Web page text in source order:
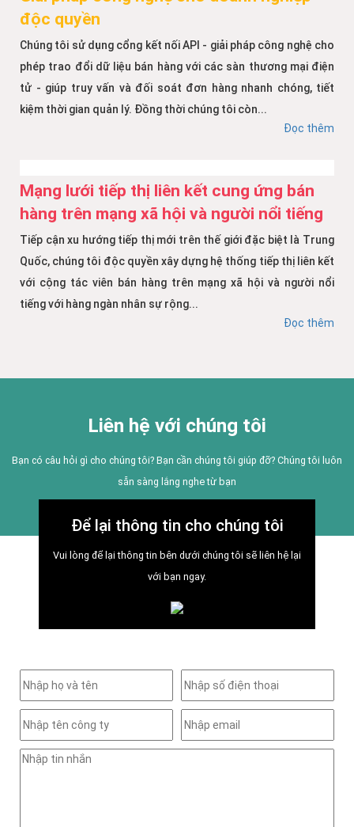
độc quyền
Chúng tôi sử dụng cổng kết nối API - giải pháp công nghệ cho
phép trao đổi dữ liệu bán hàng với các sàn thương mại điện
tử - giúp truy vấn và đối soát đơn hàng nhanh chóng, tiết
kiệm thời gian quản lý. Đồng thời chúng tôi còn...
Đọc thêm
Mạng lưới tiếp thị liên kết cung ứng bán
hàng trên mạng xã hội và người nổi tiếng
Tiếp cận xu hướng tiếp thị mới trên thế giới đặc biệt là Trung
Quốc, chúng tôi độc quyền xây dựng hệ thống tiếp thị liên kết
với cộng tác viên bán hàng trên mạng xã hội và người nổi
tiếng với hàng ngàn nhân sự rộng...
Đọc thêm
Liên hệ với chúng tôi
Bạn có câu hỏi gì cho chúng tôi? Bạn cần chúng tôi giúp đỡ? Chúng tôi luôn
sẵn sàng lắng nghe từ bạn
Để lại thông tin cho chúng tôi
Vui lòng để lại thông tin bên dưới chúng tôi sẽ liên hệ lại
với bạn ngay.